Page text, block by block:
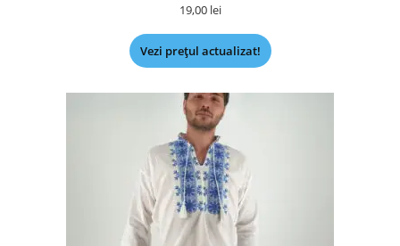
19,00 lei
Vezi prețul actualizat!